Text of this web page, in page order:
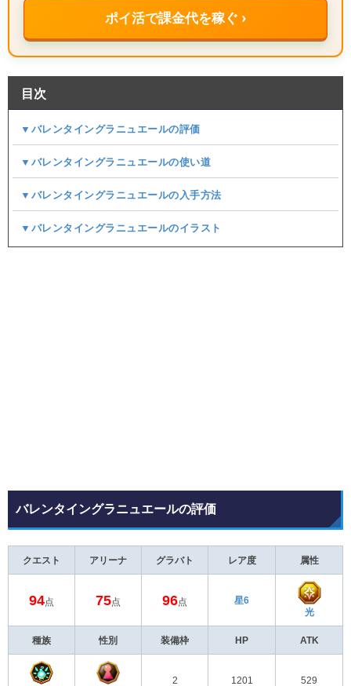
ポイ活で課金代を稼ぐ ›
目次
▼バレンタイングラニュエールの評価
▼バレンタイングラニュエールの使い道
▼バレンタイングラニュエールの入手方法
▼バレンタイングラニュエールのイラスト
バレンタイングラニュエールの評価
クエスト アリーナ グラバト レア度 属性
94点 75点 96点
星6
光
種族 性別 装備枠 HP ATK
2 1201 529